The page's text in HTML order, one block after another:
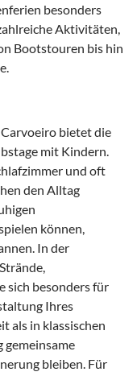
besonders
Aktivitäten,
Bootstouren bis hin
bietet die
mit Kindern.
und oft
den Alltag
können,
In der
sich besonders für
Ihres
als in klassischen
bleiben. Für